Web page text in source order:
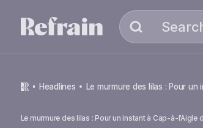
headlines Le murmure des lilas : Pour
Le murmure des lilas : Pour un instant à Cap-à-l’Aigle